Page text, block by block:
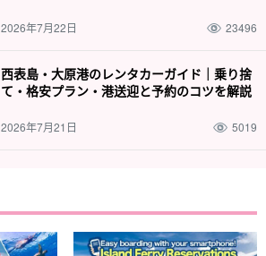
2026年7月22日 23496
西表島・大原港のレンタカーガイド｜乗り捨
て・格安プラン・港送迎と予約のコツを解説
2026年7月21日 5019